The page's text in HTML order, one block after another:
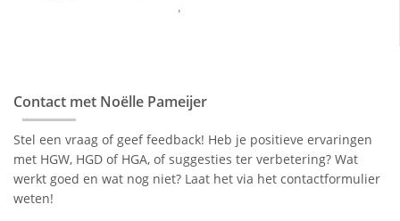
Contact met Noëlle Pameijer
Stel een vraag of geef feedback! Heb je positieve ervaringen
met HGW, HGD of HGA, of suggesties ter verbetering? Wat
werkt goed en wat nog niet? Laat het via het contactformulier
weten!